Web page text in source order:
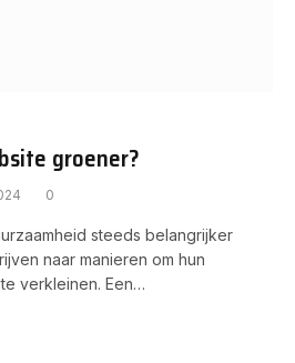
groener?
0
steeds belangrijker
naar manieren om hun
verkleinen. Een…